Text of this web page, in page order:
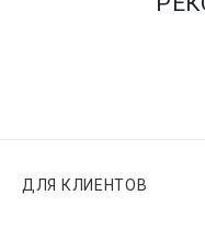
ДЛЯ КЛИЕНТОВ